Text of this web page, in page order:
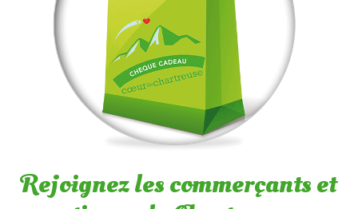
Rejoignez les commerçants et